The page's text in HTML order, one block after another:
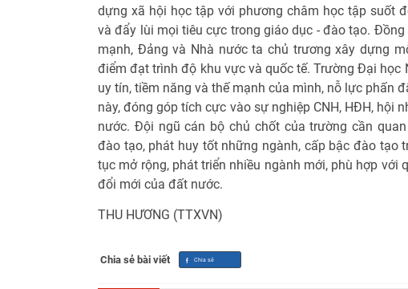
dựng xã hội học tập với phương châm học tập suốt
và đẩy lùi mọi tiêu cực trong giáo dục - đào tạo. Đồng
mạnh, Đảng và Nhà nước ta chủ trương xây dựng
điểm đạt trình độ khu vực và quốc tế. Trường Đại học
uy tín, tiềm năng và thế mạnh của mình, nỗ lực phấn
này, đóng góp tích cực vào sự nghiệp CNH, HĐH, hội
nước. Đội ngũ cán bộ chủ chốt của trường cần
đào tạo, phát huy tốt những ngành, cấp bậc đào tạo
tục mở rộng, phát triển nhiều ngành mới, phù hợp với
đổi mới của đất nước.
THU HƯƠNG (TTXVN)
Chia sẻ bài viết